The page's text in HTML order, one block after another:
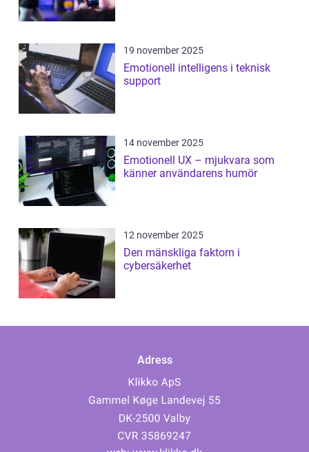
19 november 2025
Emotionell intelligens i teknisk
support
14 november 2025
Emotionell UX – mjukvara som
känner användarens humör
12 november 2025
Den mänskliga faktorn i
cybersäkerhet
Adress